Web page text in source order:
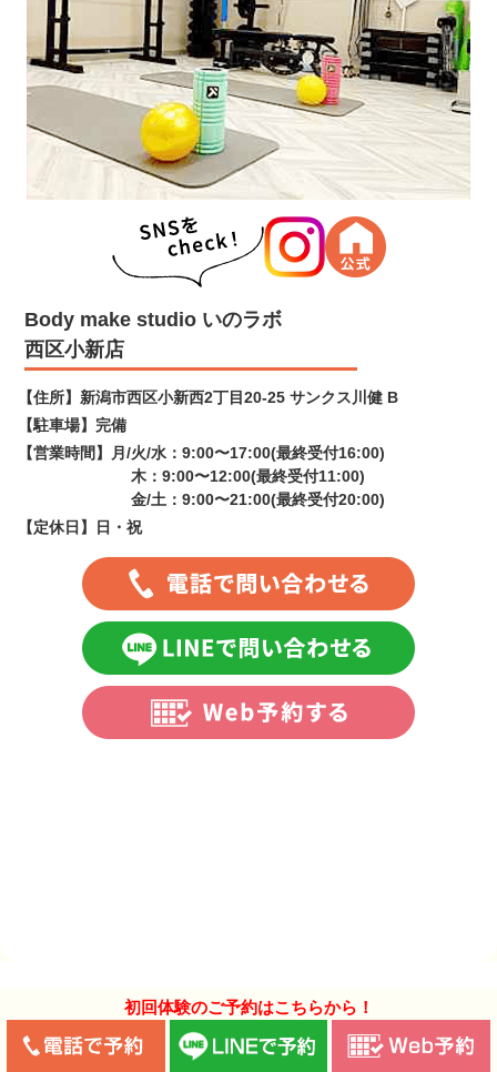
初回体験のご予約はこちらから！
Body make studio いのラボ
西区小新店
【住所】 新潟市西区小新西2丁目20-25 サンクス川健 B
【駐車場】 完備
【営業時間】
月/火/水：9:00〜17:00(最終受付16:00)
木：9:00〜12:00(最終受付11:00)
金/土：9:00〜21:00(最終受付20:00)
【定休日】
日・祝
COPYRIGHT© https://ino-labo.net/ ALL RIGHTS RESERVED. Design by PORTALS